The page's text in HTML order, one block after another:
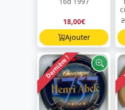
18,00€
Ajouter
Dernière !